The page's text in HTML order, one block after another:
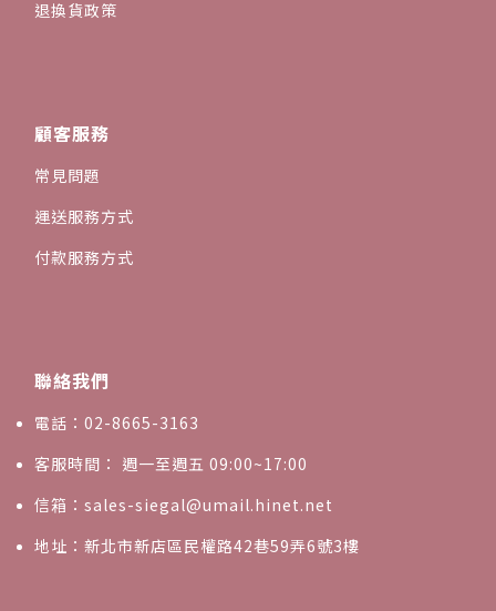
退換貨政策
顧客服務
常見問題
運送服務方式
付款服務方式
聯絡我們
電話：02-8665-3163
客服時間： 週一至週五 09:00~17:00
信箱：sales-siegal@umail.hinet.net
地址：新北市新店區民權路42巷59弄6號3樓